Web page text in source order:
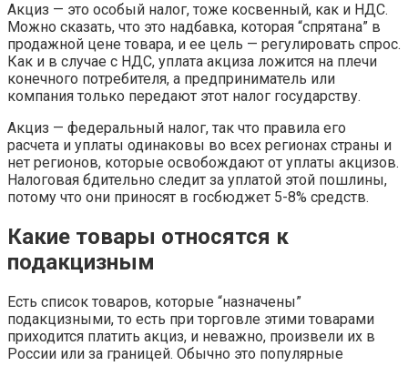
Акциз — это особый налог, тоже косвенный, как и НДС.
Можно сказать, что это надбавка, которая “спрятана” в
продажной цене товара, и ее цель — регулировать спрос.
Как и в случае с НДС, уплата акциза ложится на плечи
конечного потребителя, а предприниматель или
компания только передают этот налог государству.
Акциз — федеральный налог, так что правила его
расчета и уплаты одинаковы во всех регионах страны и
нет регионов, которые освобождают от уплаты акцизов.
Налоговая бдительно следит за уплатой этой пошлины,
потому что они приносят в госбюджет 5-8% средств.
Какие товары относятся к
подакцизным
Есть список товаров, которые “назначены”
подакцизными, то есть при торговле этими товарами
приходится платить акциз, и неважно, произвели их в
России или за границей. Обычно это популярные